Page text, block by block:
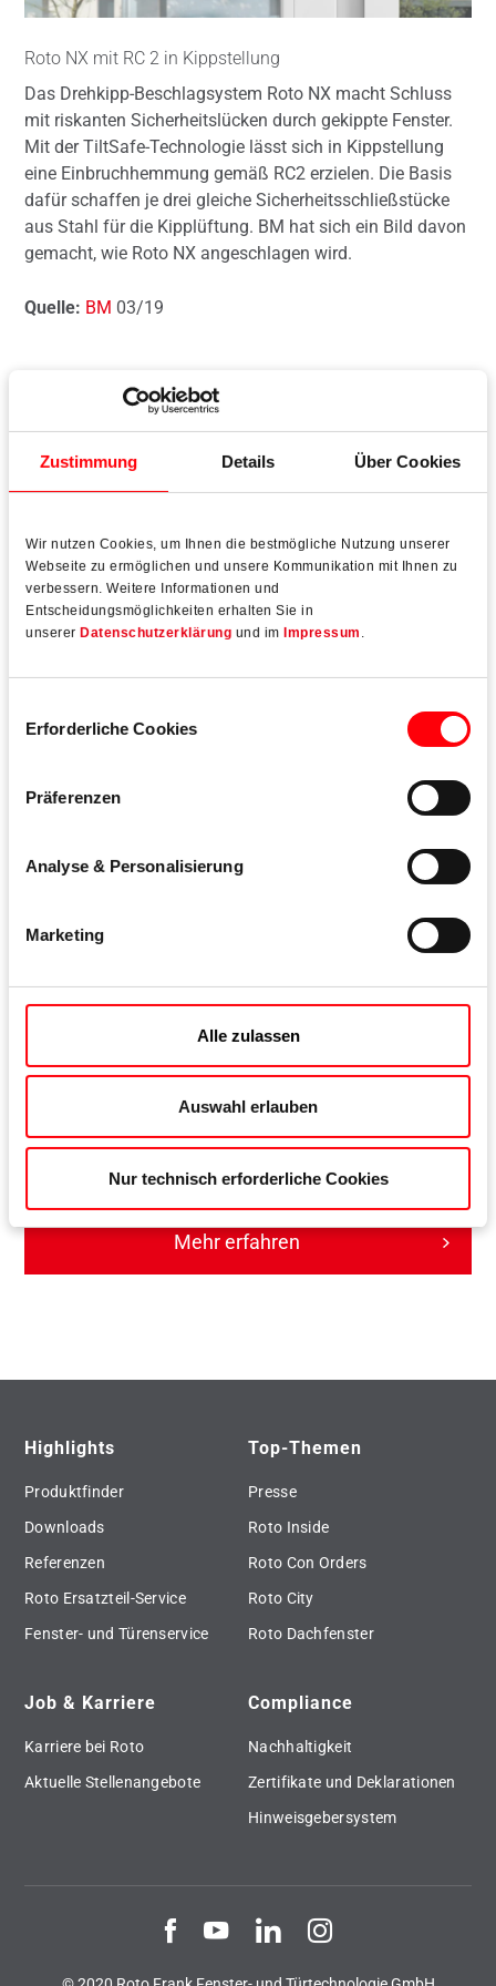
Zustimmung Details Über Cookies
Wir nutzen Cookies, um Ihnen die bestmögliche Nutzung unserer
Webseite zu ermöglichen und unsere Kommunikation mit Ihnen zu
verbessern. Weitere Informationen und
Entscheidungsmöglichkeiten erhalten Sie in
unserer Datenschutzerklärung und im Impressum
Erforderliche Cookies
Präferenzen
Analyse & Personalisierung
Marketing
Alle zulassen
Auswahl erlauben
Nur technisch erforderliche Cookies
Roto NX mit RC 2 in Kippstellung
Das Drehkipp-Beschlagsystem Roto NX macht Schluss
mit riskanten Sicherheitslücken durch gekippte Fenster.
Mit der TiltSafe-Technologie lässt sich in Kippstellung
eine Einbruchhemmung gemäß RC2 erzielen. Die Basis
dafür schaffen je drei gleiche Sicherheitsschließstücke
aus Stahl für die Kipplüftung. BM hat sich ein Bild davon
gemacht, wie Roto NX angeschlagen wird.
Quelle: BM 03/19
Download Praxisbericht
Roto NX mit RC 2 in Kippstellung
Produkte
Das universelle Beschlagsystem für moderne Fenster und
Fenstertüren
Mehr erfahren
Highlights
Produktfinder
Downloads
Referenzen
Roto Ersatzteil-Service
Fenster- und Türenservice
Top-Themen
Presse
Roto Inside
Roto Con Orders
Roto City
Roto Dachfenster
Job & Karriere
Karriere bei Roto
Aktuelle Stellenangebote
Compliance
Nachhaltigkeit
Zertifikate und Deklarationen
Hinweisgebersystem